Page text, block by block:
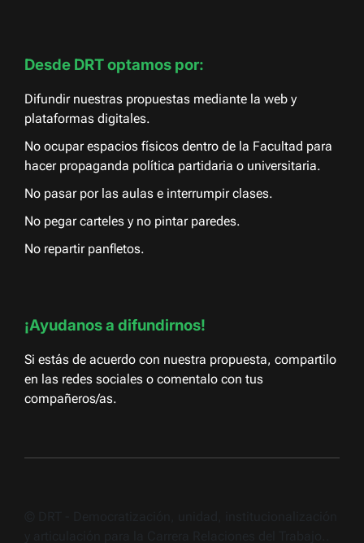
Desde DRT optamos por:
Difundir nuestras propuestas mediante la web y
plataformas digitales.
No ocupar espacios físicos dentro de la Facultad para
hacer propaganda política partidaria o universitaria.
No pasar por las aulas e interrumpir clases.
No pegar carteles y no pintar paredes.
No repartir panfletos.
¡Ayudanos a difundirnos!
Si estás de acuerdo con nuestra propuesta, compartilo
en las redes sociales o comentalo con tus
compañeros/as.